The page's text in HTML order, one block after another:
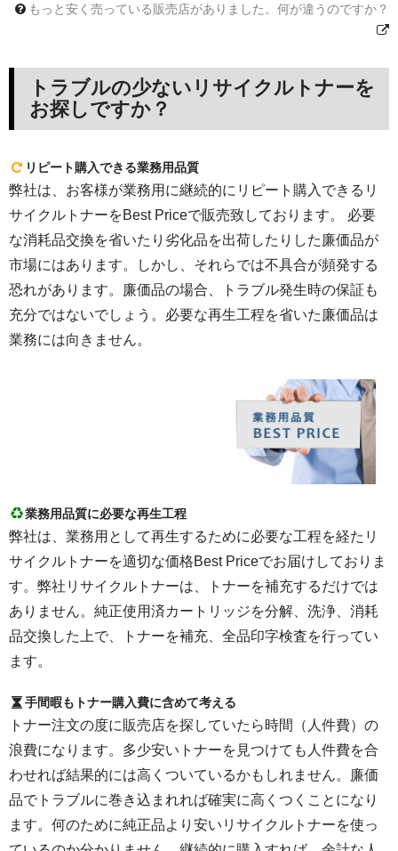
もっと安く売っている販売店がありました。何が違うのですか？
トラブルの少ないリサイクルトナーを
お探しですか？
リピート購入できる業務用品質
弊社は、お客様が業務用に継続的にリピート購入できるリ
サイクルトナーをBest Priceで販売致しております。 必要
な消耗品交換を省いたり劣化品を出荷したりした廉価品が
市場にはあります。しかし、それらでは不具合が頻発する
恐れがあります。廉価品の場合、トラブル発生時の保証も
充分ではないでしょう。必要な再生工程を省いた廉価品は
業務には向きません。
業務用品質に必要な再生工程
弊社は、業務用として再生するために必要な工程を経たリ
サイクルトナーを適切な価格Best Priceでお届けしておりま
す。弊社リサイクルトナーは、トナーを補充するだけでは
ありません。純正使用済カートリッジを分解、洗浄、消耗
品交換した上で、トナーを補充、全品印字検査を行ってい
ます。
手間暇もトナー購入費に含めて考える
トナー注文の度に販売店を探していたら時間（人件費）の
浪費になります。多少安いトナーを見つけても人件費を合
わせれば結果的には高くついているかもしれません。廉価
品でトラブルに巻き込まれれば確実に高くつくことになり
ます。何のために純正品より安いリサイクルトナーを使っ